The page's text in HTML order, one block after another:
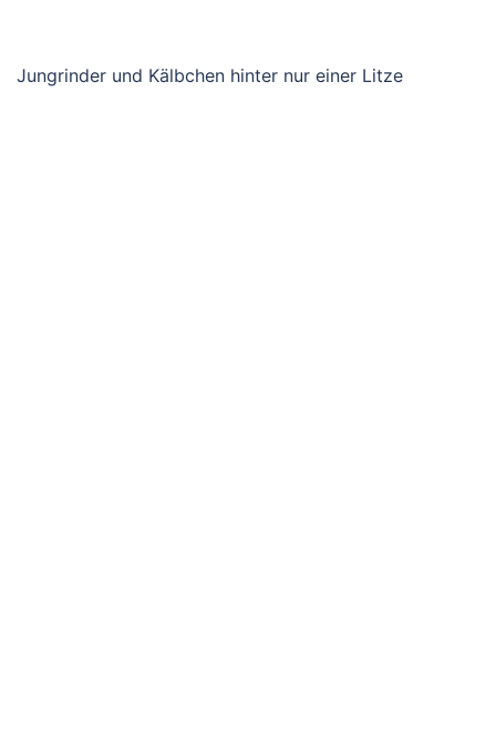
Jungrinder und Kälbchen hinter nur einer Litze